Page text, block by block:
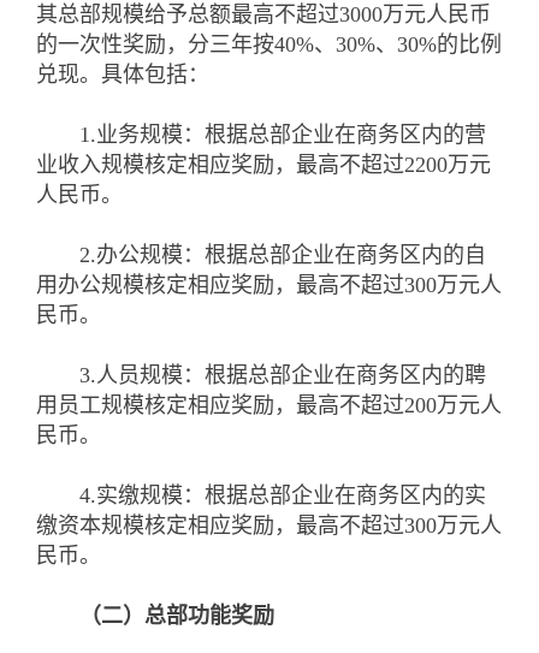
其总部规模给予总额最高不超过3000万元人民币
的一次性奖励，分三年按40%、30%、30%的比例
兑现。具体包括：
1.业务规模：根据总部企业在商务区内的营
业收入规模核定相应奖励，最高不超过2200万元
人民币。
2.办公规模：根据总部企业在商务区内的自
用办公规模核定相应奖励，最高不超过300万元人
民币。
3.人员规模：根据总部企业在商务区内的聘
用员工规模核定相应奖励，最高不超过200万元人
民币。
4.实缴规模：根据总部企业在商务区内的实
缴资本规模核定相应奖励，最高不超过300万元人
民币。
（二）总部功能奖励